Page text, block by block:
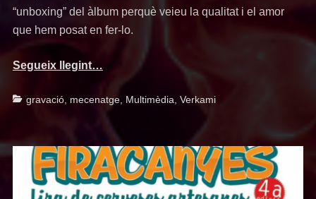
“unboxing” del àlbum perquè veieu la qualitat i el amor
que hem posat en fer-lo.
Segueix llegint…
Categories
gravació, mecenatge, Multimèdia Verkami